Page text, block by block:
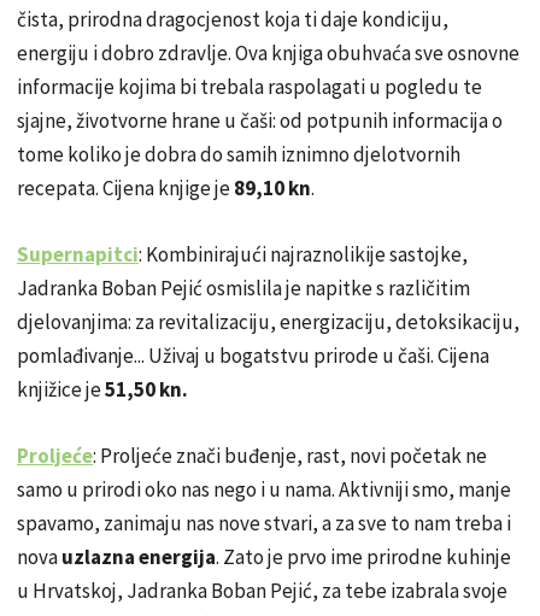
čista, prirodna dragocjenost koja ti daje kondiciju,
energiju i dobro zdravlje. Ova knjiga obuhvaća sve osnovne
informacije kojima bi trebala raspolagati u pogledu te
sjajne, životvorne hrane u čaši: od potpunih informacija o
tome koliko je dobra do samih iznimno djelotvornih
recepata. Cijena knjige je89,10 kn.
Supernapitci: Kombinirajući najraznolikije sastojke,
Jadranka Boban Pejić osmislila je napitke s različitim
djelovanjima: za revitalizaciju,energizaciju,detoksikaciju,
pomlađivanje... Uživaj u bogatstvu prirode u čaši. Cijena
knjižice je51,50 kn.
Proljeće: Proljeće znači buđenje, rast, novi početak ne
samo u prirodi oko nas nego i u nama. Aktivniji smo, manje
spavamo, zanimaju nas nove stvari, a za sve to nam treba i
novauzlazna energija. Zato je prvo ime prirodne kuhinje
u Hrvatskoj, Jadranka Boban Pejić, za tebe izabrala svoje